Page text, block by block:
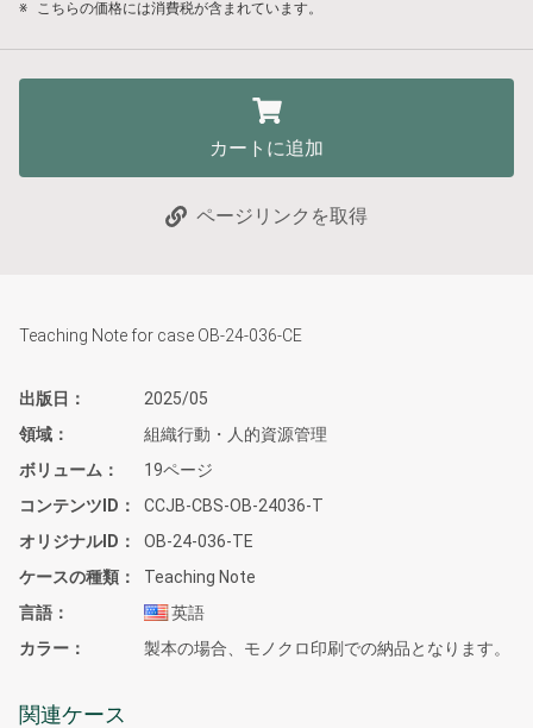
※ こちらの価格には消費税が含まれています。
カートに追加
ページリンクを取得
Teaching Note for case OB-24-036-CE
出版日
2025/05
領域
組織行動・人的資源管理
ボリューム
19ページ
コンテンツID
CCJB-CBS-OB-24036-T
オリジナルID
OB-24-036-TE
ケースの種類
Teaching Note
言語
英語
カラー
製本の場合、モノクロ印刷での納品となります。
関連ケース